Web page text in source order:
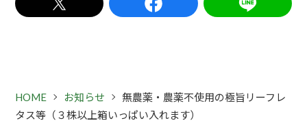
HOME お知らせ
無農薬・農薬不使用の極旨リーフレ
タス等（３株以上箱いっぱい入れます）